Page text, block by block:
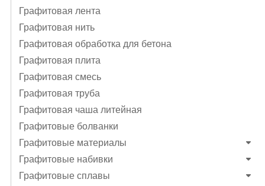
Графитовая лента
Графитовая нить
Графитовая обработка для бетона
Графитовая плита
Графитовая смесь
Графитовая труба
Графитовая чаша литейная
Графитовые болванки
Графитовые материалы
Графитовые набивки
Графитовые сплавы